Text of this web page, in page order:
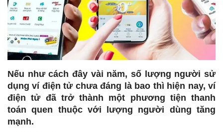
Nếu như cách đây vài năm, số lượng người sử
dụng ví điện tử chưa đáng là bao thì hiện nay, ví
điện tử đã trở thành một phương tiện thanh
toán quen thuộc với lượng người dùng tăng
mạnh.